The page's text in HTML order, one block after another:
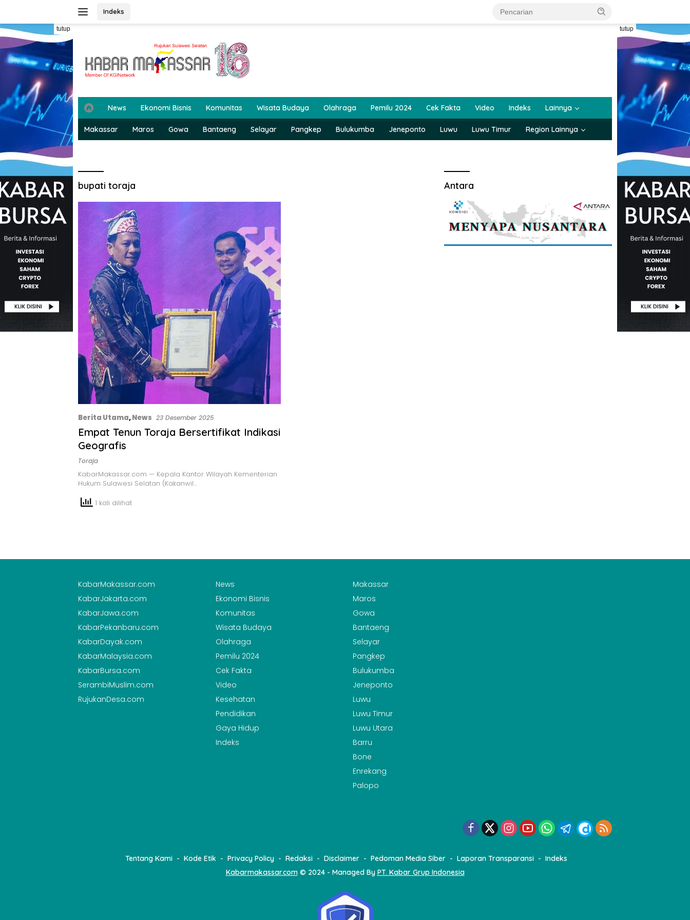
konten
Indeks
tutup tutup
H
o
m
e
News Ekonomi Bisnis Komunitas Wisata Budaya Olahraga Pemilu 2024 Cek Fakta Video Indeks Lainnya
Makassar Maros Gowa Bantaeng Selayar Pangkep Bulukumba Jeneponto Luwu Luwu Timur Region Lainnya
bupati toraja
Berita Utama,News 23 Desember 2025
Empat Tenun Toraja Bersertifikat Indikasi
Geografis
Toraja
KabarMakassar.com — Kepala Kantor Wilayah Kementerian
Hukum Sulawesi Selatan (Kakanwil…
1 kali dilihat
Antara
KabarMakassar.com
KabarJakarta.com
KabarJawa.com
KabarPekanbaru.com
KabarDayak.com
KabarMalaysia.com
KabarBursa.com
SerambiMuslim.com
RujukanDesa.com
News
Ekonomi Bisnis
Komunitas
Wisata Budaya
Olahraga
Pemilu 2024
Cek Fakta
Video
Kesehatan
Pendidikan
Gaya Hidup
Indeks
Makassar
Maros
Gowa
Bantaeng
Selayar
Pangkep
Bulukumba
Jeneponto
Luwu
Luwu Timur
Luwu Utara
Barru
Bone
Enrekang
Palopo
Tentang Kami Kode Etik Privacy Policy Redaksi Disclaimer Pedoman Media Siber Laporan Transparansi
Indeks
Kabarmakassar.com© 2024 - Managed By PT. Kabar Grup Indonesia